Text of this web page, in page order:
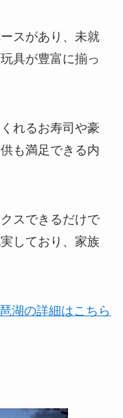
スがあり、未就
具が豊富に揃っ
れるお寿司や豪
も満足できる内
スできるだけで
しており、家族
湖の詳細はこちら